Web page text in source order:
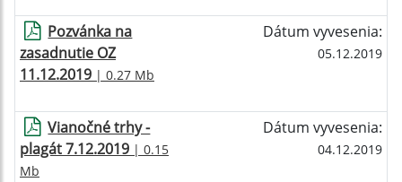
Pozvánka na
zasadnutie OZ
11.12.2019 | 0.27 Mb
Dátum vyvesenia:
05.12.2019
Vianočné trhy -
plagát 7.12.2019 | 0.15
Mb
Dátum vyvesenia:
04.12.2019